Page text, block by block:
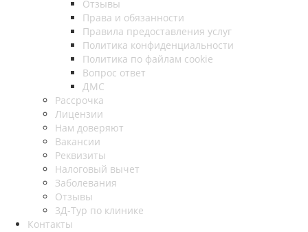
Отзывы
Права и обязанности
Правила предоставления услуг
Политика конфиденциальности
Политика по файлам cookie
Вопрос ответ
ДМС
Рассрочка
Лицензии
Нам доверяют
Вакансии
Реквизиты
Налоговый вычет
Заболевания
Отзывы
3Д-Тур по клинике
Контакты